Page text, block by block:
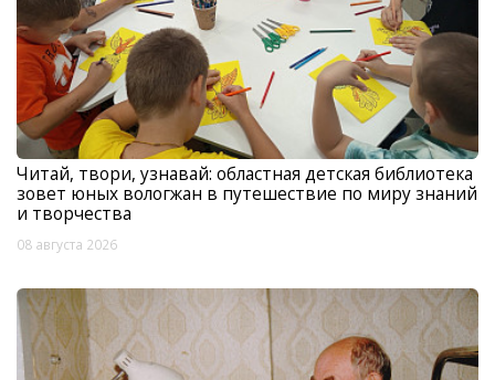
Читай, твори, узнавай: областная детская библиотека
зовет юных вологжан в путешествие по миру знаний
и творчества
08 августа 2026